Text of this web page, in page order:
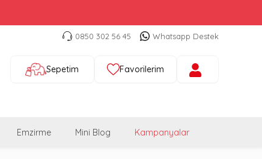
0850 302 56 45 Whatsapp Destek
Sepetim Favorilerim
Emzirme Mini Blog Kampanyalar